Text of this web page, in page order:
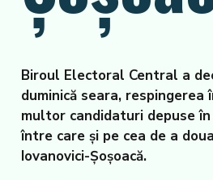
Biroul Electoral Central a
duminică seara, respingerea
multor candidaturi depuse
între care şi pe cea de a
Iovanovici-Şoşoacă.